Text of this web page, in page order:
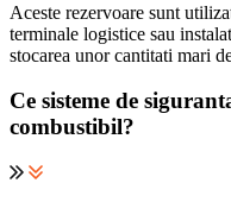
Aceste rezervoare sunt
terminale logistice sau
stocarea unor cantitati mari
Ce sisteme de
combustibil?